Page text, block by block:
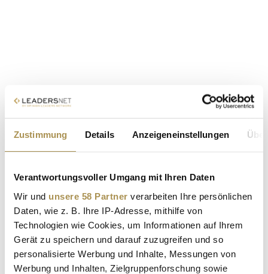
Zustimmung Details Anzeigeneinstellungen
Verantwortungsvoller Umgang mit Ihren Daten
Wir und unsere 58 Partner verarbeiten Ihre persönlichen
Daten, wie z. B. Ihre IP-Adresse, mithilfe von
Technologien wie Cookies, um Informationen auf Ihrem
Gerät zu speichern und darauf zuzugreifen und so
personalisierte Werbung und Inhalte, Messungen von
Werbung und Inhalten, Zielgruppenforschung sowie